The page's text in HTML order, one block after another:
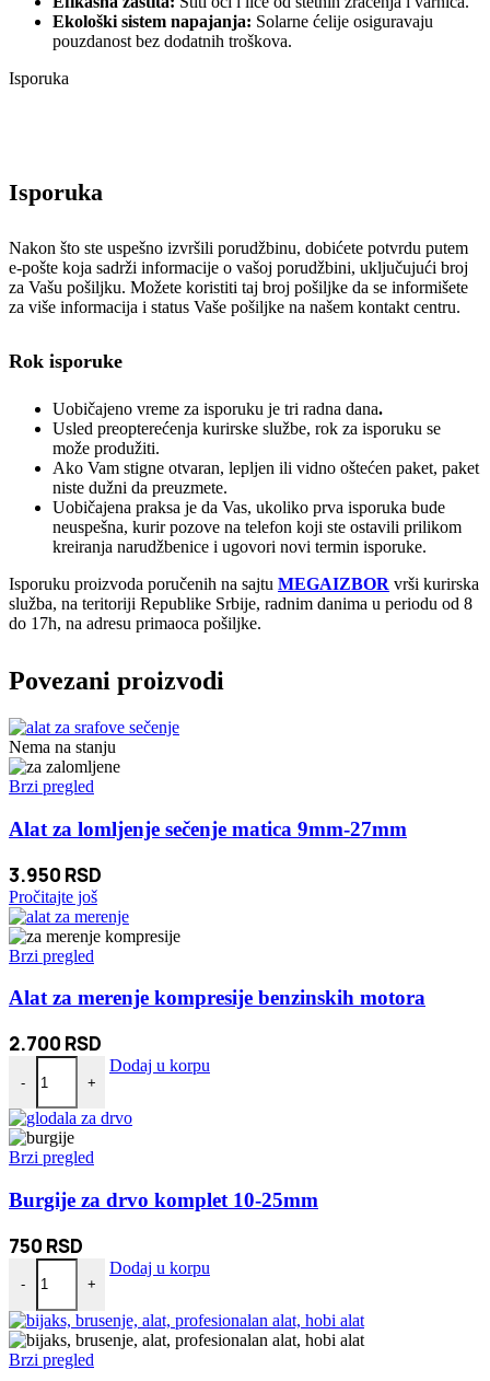
Ekološki sistem napajanja: Solarne ćelije osiguravaju
pouzdanost bez dodatnih troškova.
Isporuka
Isporuka
Nakon što ste uspešno izvršili porudžbinu, dobićete potvrdu putem
e-pošte koja sadrži informacije o vašoj porudžbini, uključujući broj
za Vašu pošiljku. Možete koristiti taj broj pošiljke da se informišete
za više informacija i status Vaše pošiljke na našem kontakt centru.
Rok isporuke
Uobičajeno vreme za isporuku je tri radna dana.
Usled preopterećenja kurirske službe, rok za isporuku se
može produžiti.
Ako Vam stigne otvaran, lepljen ili vidno oštećen paket, paket
niste dužni da preuzmete.
Uobičajena praksa je da Vas, ukoliko prva isporuka bude
neuspešna, kurir pozove na telefon koji ste ostavili prilikom
kreiranja narudžbenice i ugovori novi termin isporuke.
Isporuku proizvoda poručenih na sajtu MEGAIZBOR vrši kurirska
služba, na teritoriji Republike Srbije, radnim danima u periodu od 8
do 17h, na adresu primaoca pošiljke.
Povezani proizvodi
Nema na stanju
Brzi pregled
Alat za lomljenje sečenje matica 9mm-27mm
3.950 RSD
Pročitajte još
Brzi pregled
Alat za merenje kompresije benzinskih motora
2.700 RSD
-
Alat za merenje kompresije benzinskih motora količina
+
Dodaj u korpu
Brzi pregled
Burgije za drvo komplet 10-25mm
750 RSD
-
Burgije za drvo komplet 10-25mm količina
+
Dodaj u korpu
Brzi pregled